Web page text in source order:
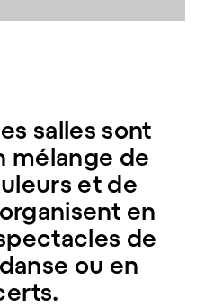
salles sont
mélange de
et de
en
de
ou en